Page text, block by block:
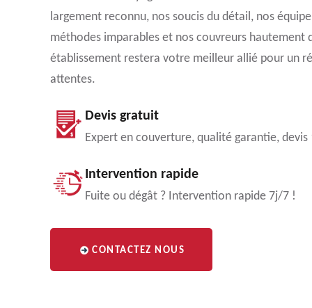
largement reconnu, nos soucis du détail, nos
méthodes imparables et nos couvreurs hautement
établissement restera votre meilleur allié pour un
attentes.
Devis gratuit
Expert en couverture, qualité garantie, devis
Intervention rapide
Fuite ou dégât ? Intervention rapide 7j/7 !
CONTACTEZ NOUS